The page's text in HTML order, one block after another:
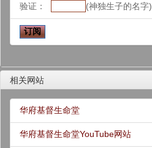
验证： (神独生子的名字)
相关网站
华府基督生命堂
华府基督生命堂YouTube网站